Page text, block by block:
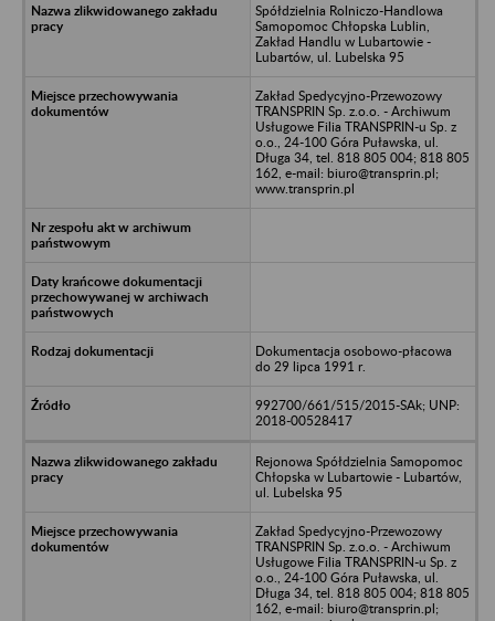
Spółdzielnia Rolniczo-Handlowa
Samopomoc Chłopska Lublin,
Zakład Handlu w Lubartowie -
Lubartów, ul. Lubelska 95
Zakład Spedycyjno-Przewozowy
TRANSPRIN Sp. z.o.o. - Archiwum
Usługowe Filia TRANSPRIN-u Sp. z
o.o., 24-100 Góra Puławska, ul.
Długa 34, tel. 818 805 004; 818 805
162, e-mail: biuro@transprin.pl;
www.transprin.pl
Dokumentacja osobowo-płacowa
do 29 lipca 1991 r.
992700/661/515/2015-SAk; UNP:
2018-00528417
Rejonowa Spółdzielnia Samopomoc
Chłopska w Lubartowie - Lubartów,
ul. Lubelska 95
Zakład Spedycyjno-Przewozowy
TRANSPRIN Sp. z.o.o. - Archiwum
Usługowe Filia TRANSPRIN-u Sp. z
o.o., 24-100 Góra Puławska, ul.
Długa 34, tel. 818 805 004; 818 805
162, e-mail: biuro@transprin.pl;